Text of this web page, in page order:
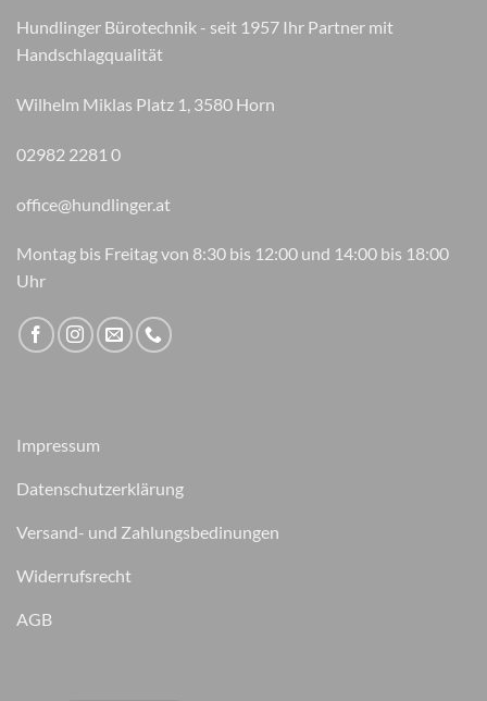
Hundlinger Bürotechnik - seit 1957 Ihr Partner mit
Handschlagqualität
Wilhelm Miklas Platz 1, 3580 Horn
02982 2281 0
office@hundlinger.at
Montag bis Freitag von 8:30 bis 12:00 und 14:00 bis 18:00
Uhr
Impressum
Datenschutzerklärung
Versand- und Zahlungsbedinungen
Widerrufsrecht
AGB